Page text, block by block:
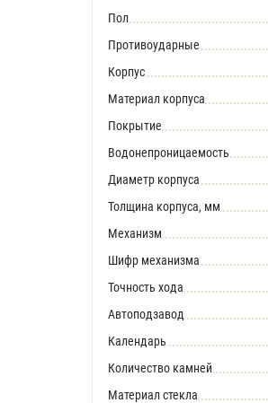
Пол
Противоударные
Корпус
Материал корпуса
Покрытие
Водонепроницаемость
Диаметр корпуса
Толщина корпуса, мм
Механизм
Шифр механизма
Точность хода
Автоподзавод
Календарь
Количество камней
Материал стекла